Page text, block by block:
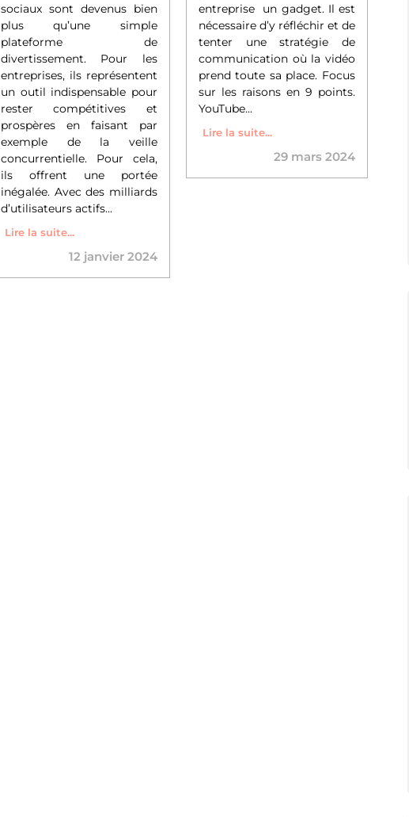
entreprise un gadget. Il est
nécessaire d’y réfléchir et de
tenter une stratégie de
communication où la vidéo
prend toute sa place. Focus
sur les raisons en 9 points.
YouTube...
Lire la suite...
29 mars 2024
sociaux sont devenus bien
plus qu’une simple
plateforme de
divertissement. Pour les
entreprises, ils représentent
un outil indispensable pour
rester compétitives et
prospères en faisant par
exemple de la veille
concurrentielle. Pour cela,
ils offrent une portée
inégalée. Avec des milliards
d’utilisateurs actifs...
Lire la suite...
12 janvier 2024